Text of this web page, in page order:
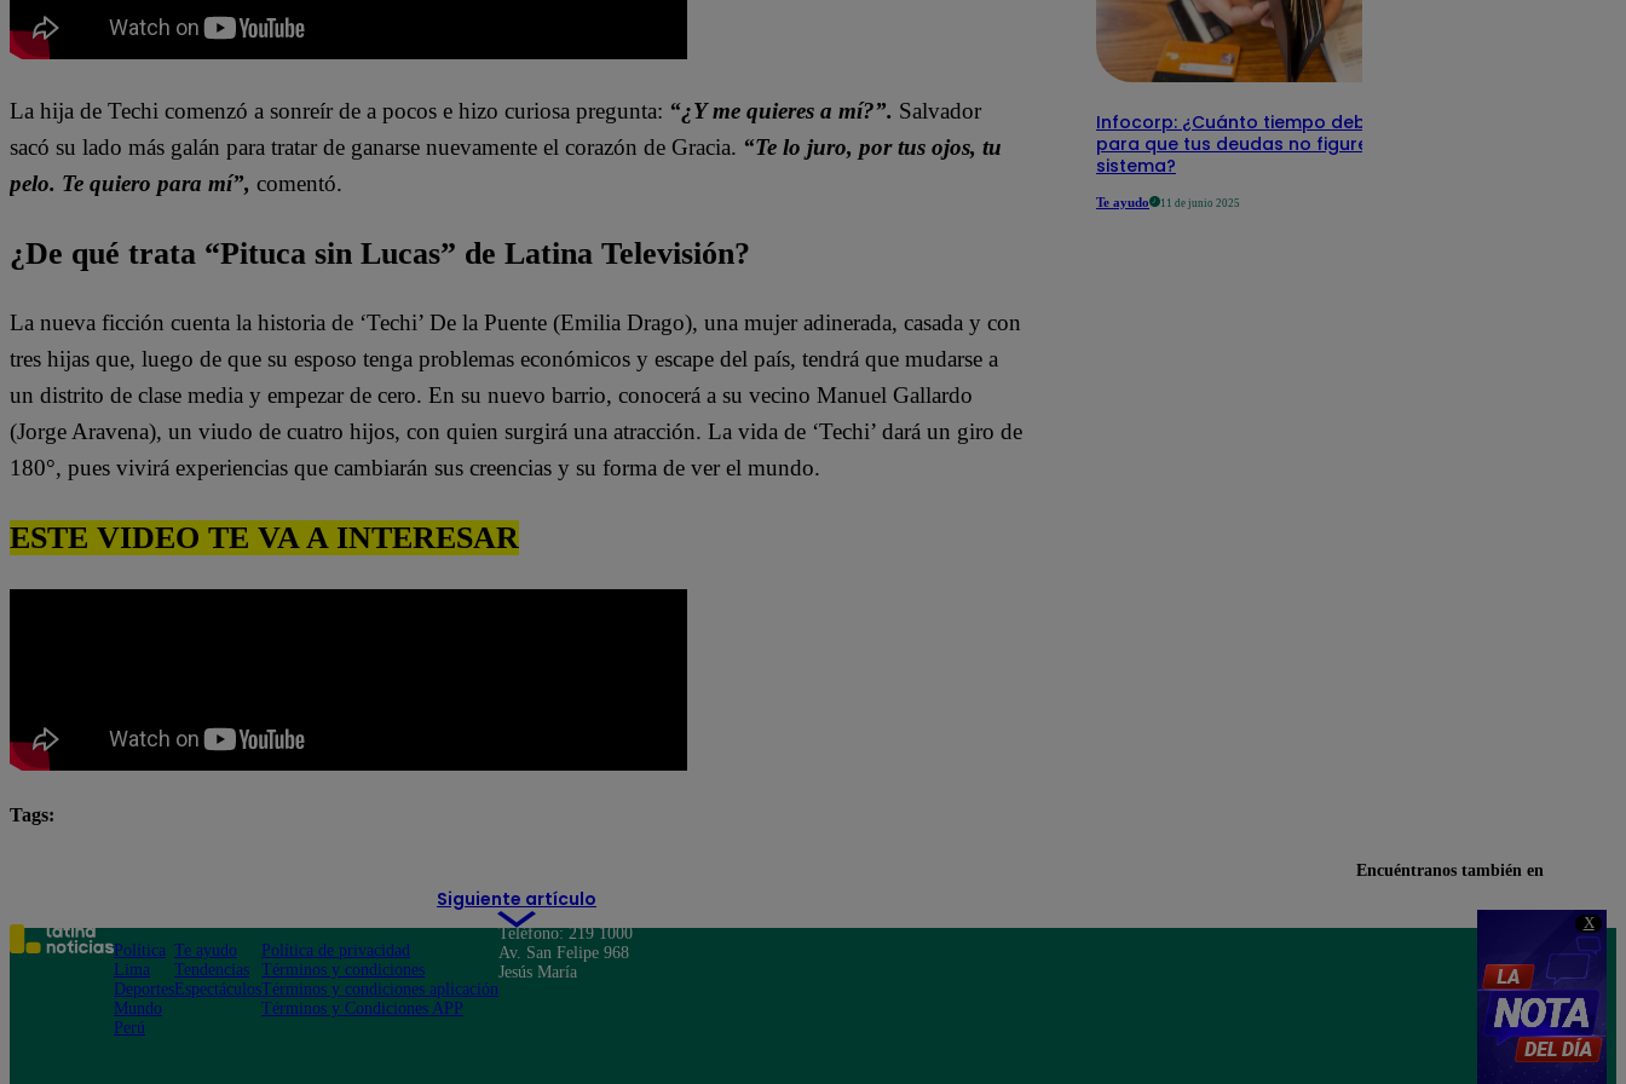
X
La hija de Techi comenzó a sonreír de a pocos e hizo curiosa pregunta: “¿Y me quieres a mí?”. Salvador
sacó su lado más galán para tratar de ganarse nuevamente el corazón de Gracia. “Te lo juro, por tus ojos, tu
pelo. Te quiero para mí”, comentó.
¿De qué trata “Pituca sin Lucas” de Latina Televisión?
La nueva ficción cuenta la historia de ‘Techi’ De la Puente (Emilia Drago), una mujer adinerada, casada y con
tres hijas que, luego de que su esposo tenga problemas económicos y escape del país, tendrá que mudarse a
un distrito de clase media y empezar de cero. En su nuevo barrio, conocerá a su vecino Manuel Gallardo
(Jorge Aravena), un viudo de cuatro hijos, con quien surgirá una atracción. La vida de ‘Techi’ dará un giro de
180°, pues vivirá experiencias que cambiarán sus creencias y su forma de ver el mundo.
ESTE VIDEO TE VA A INTERESAR
Tags:
Siguiente artículo
Infocorp: ¿Cuánto tiempo debe pasar
para que tus deudas no figuren en su
sistema?
Te ayudo 11 de junio 2025
Encuéntranos también en
Política
Lima
Deportes
Mundo
Perú
Te ayudo
Tendencias
Espectáculos
Política de privacidad
Términos y condiciones
Términos y condiciones aplicación
Términos y Condiciones APP
Teléfono: 219 1000
Av. San Felipe 968
Jesús María